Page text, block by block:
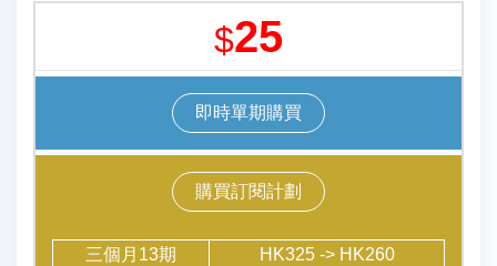
$25
即時單期購買
購買訂閱計劃
三個月13期
HK325 -> HK260